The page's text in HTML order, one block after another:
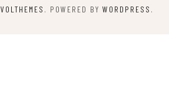
VOLTHEMES . POWERED BY WORDPRESS .